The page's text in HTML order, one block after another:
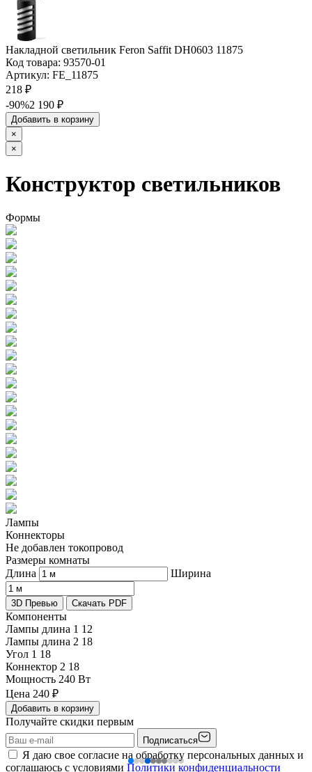
Накладной светильник Feron Saffit DH0603 11875
Код товара: 93570-01
Артикул: FE_11875
218 ₽
-90%2 190 ₽
Добавить в корзину
×
×
Конструктор светильников
Формы
Лампы
Коннекторы
Не добавлен токопровод
Размеры комнаты
Длина
Ширина
3D Превью Скачать PDF
Компоненты
Лампы длина 1 12
Лампы длина 2 18
Угол 1 18
Коннектор 2 18
Мощность 240 Вт
Цена 240 ₽
Добавить в корзину
Получайте скидки первым
Подписаться
Я даю свое согласие на обработку персональных данных и
соглашаюсь с условиями Политики конфиденциальности